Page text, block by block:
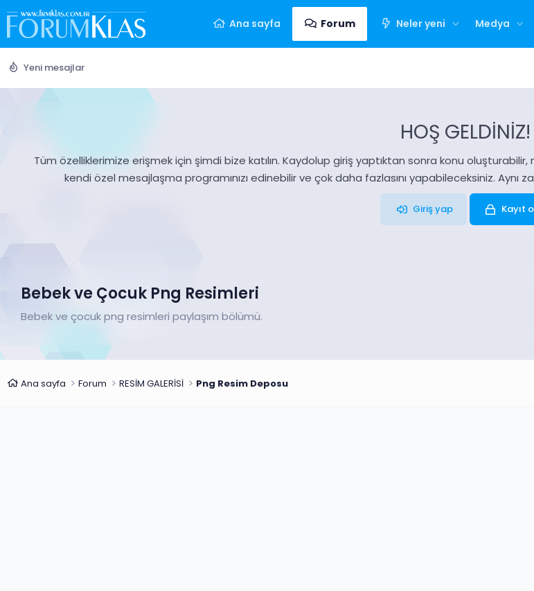
Ana sayfa Forum Neler yeni Medya
Yeni mesajlar
HOŞ GELDİNİZ!
Tüm özelliklerimize erişmek için şimdi bize katılın. Kaydolup giriş yaptıktan sonra konu
kendi özel mesajlaşma programınızı edinebilir ve çok daha fazlasını yapabileceksiniz.
Giriş yap Kayıt
Bebek ve Çocuk Png Resimleri
Bebek ve çocuk png resimleri paylaşım bölümü.
Ana sayfa Forum RESİM GALERİSİ Png Resim Deposu